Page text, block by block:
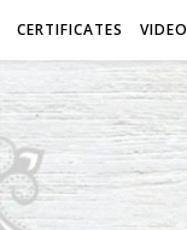
CERTIFICATES VIDEO